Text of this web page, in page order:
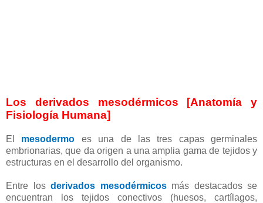
Los derivados mesodérmicos [Anatomía y
Fisiología Humana]
El mesodermo es una de las tres capas germinales
embrionarias, que da origen a una amplia gama de tejidos y
estructuras en el desarrollo del organismo.
Entre los derivados mesodérmicosmás destacados se
encuentran los tejidos conectivos (huesos, cartílagos,